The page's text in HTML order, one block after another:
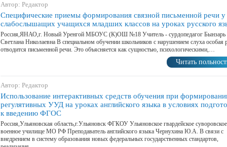
Автор: Редактор
Специфические приемы формирования связной письменной речи у
слабослышащих учащихся младших классов на уроках русского
Россия,ЯНАО,г. Новый Уренгой МБОУС (К)ОШ №18 Учитель - сурдопедагог Бынзарь
Светлана Николаевна В специальном обучении школьников с нарушением слуха особая
отводится письменной речи. Это объясняется как сущностью, психологическими,…
Читать
Автор: Редактор
Использование интерактивных средств обучения при
регулятивных УУД на уроках английского языка в условиях
к введению ФГОС
Россия,Ульяновская область,г.Ульяновск ФГКОУ Ульяновское гвардейское суворовское
военное училище МО РФ Преподаватель английского языка Чернухина Ю.А. В связи с
внедрением в систему образования новых федеральных государственных стандартов,